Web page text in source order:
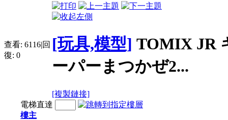
查看: 6116|回
復: 0
[玩具,模型] TOMIX JR
ーパーまつかぜ2...
[複製鏈接]
電梯直達
樓主